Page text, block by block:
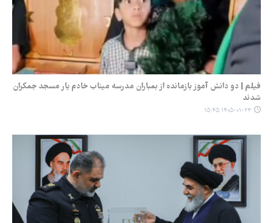
فیلم | دو دانش آموز بازمانده از بمباران مدرسه میناب خادم یار مسجد جمکران
شدند
۱۴۰۵-۰۱-۲۳ ۱۵:۴۵